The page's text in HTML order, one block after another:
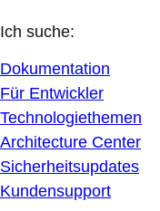
Ich suche:
Dokumentation
Für Entwickler
Technologiethemen
Architecture Center
Sicherheitsupdates
Kundensupport